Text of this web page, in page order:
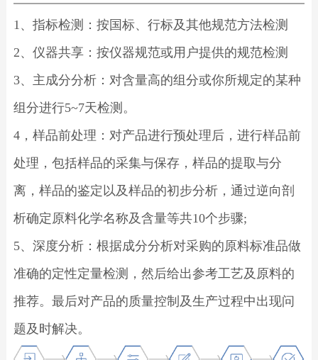
1、指标检测：按国标、行标及其他规范方法检测
2、仪器共享：按仪器规范或用户提供的规范检测
3、主成分分析：对含量高的组分或你所规定的某种
组分进行5~7天检测。
4，样品前处理：对产品进行预处理后，进行样品前
处理，包括样品的采集与保存，样品的提取与分
离，样品的鉴定以及样品的初步分析，通过逆向剖
析确定原料化学名称及含量等共10个步骤;
5、深度分析：根据成分分析对采购的原料标准品做
准确的定性定量检测，然后给出参考工艺及原料的
推荐。最后对产品的质量控制及生产过程中出现问
题及时解决。